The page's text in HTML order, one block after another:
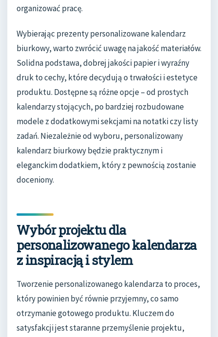
organizować pracę.
Wybierając prezenty personalizowane kalendarz
biurkowy, warto zwrócić uwagę na jakość materiałów.
Solidna podstawa, dobrej jakości papier i wyraźny
druk to cechy, które decydują o trwałości i estetyce
produktu. Dostępne są różne opcje – od prostych
kalendarzy stojących, po bardziej rozbudowane
modele z dodatkowymi sekcjami na notatki czy listy
zadań. Niezależnie od wyboru, personalizowany
kalendarz biurkowy będzie praktycznym i
eleganckim dodatkiem, który z pewnością zostanie
doceniony.
Wybór projektu dla
personalizowanego kalendarza
z inspiracją i stylem
Tworzenie personalizowanego kalendarza to proces,
który powinien być równie przyjemny, co samo
otrzymanie gotowego produktu. Kluczem do
satysfakcji jest staranne przemyślenie projektu,